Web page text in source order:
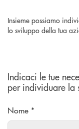
Insieme possiamo
lo sviluppo della tua
Indicaci le tue
per individuare la
Nome *